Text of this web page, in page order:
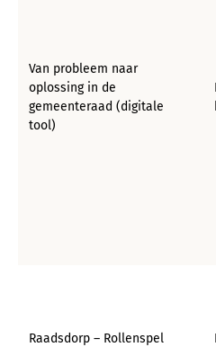
Van probleem naar
oplossing in de
gemeenteraad (digitale
tool)
Raadsdorp – Rollenspel